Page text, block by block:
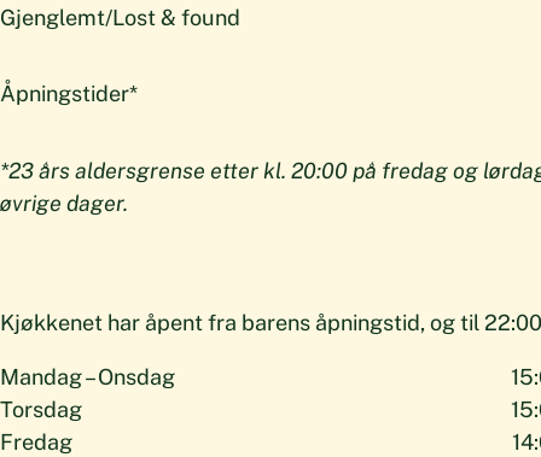
Gjenglemt/Lost & found
Åpningstider*
*23 års aldersgrense etter kl. 20:00 på fredag og
øvrige dager.
Kjøkkenet har åpent fra barens åpningstid, og til
Mandag – Onsdag
Torsdag
Fredag